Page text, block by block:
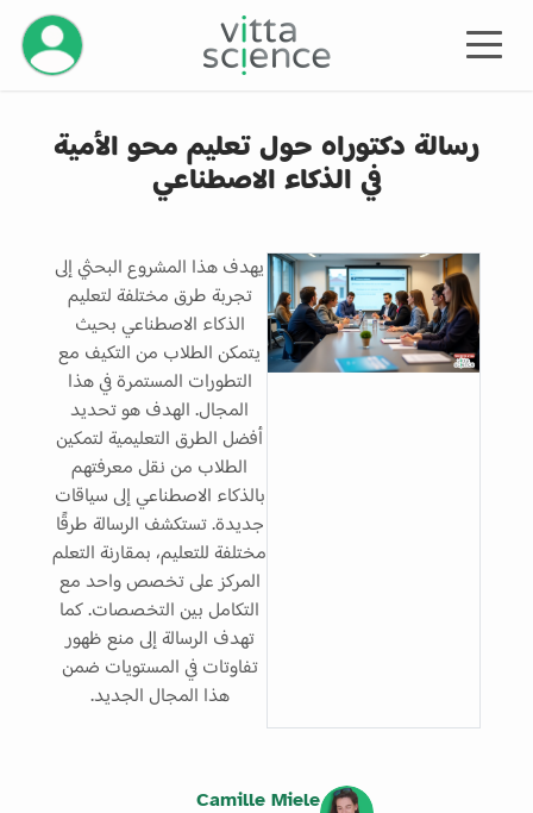
إدارة
رسالة دكتوراه حول تعليم محو الأمية
في الذكاء الاصطناعي
يهدف هذا المشروع البحثي إلى
تجربة طرق مختلفة لتعليم
الذكاء الاصطناعي بحيث
يتمكن الطلاب من التكيف مع
التطورات المستمرة في هذا
المجال. الهدف هو تحديد
أفضل الطرق التعليمية لتمكين
الطلاب من نقل معرفتهم
بالذكاء الاصطناعي إلى سياقات
جديدة. تستكشف الرسالة طرقًا
مختلفة للتعليم، بمقارنة التعلم
المركز على تخصص واحد مع
التكامل بين التخصصات. كما
تهدف الرسالة إلى منع ظهور
تفاوتات في المستويات ضمن
هذا المجال الجديد.
Camille Miele